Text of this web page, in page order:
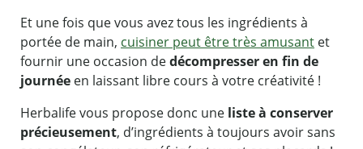
Et une fois que vous avez tous les ingrédients à
portée de main, cuisiner peut être très amusant et
fournir une occasion dedécompresser en fin de
journée en laissant libre cours à votre créativité !
Herbalife vous propose donc une liste à conserver
précieusement, d’ingrédients à toujours avoir sans